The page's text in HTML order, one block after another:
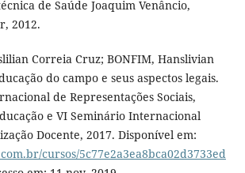
de Saúde Joaquim Venâncio,
2012.
Correia Cruz; BONFIM, Hanslivian
do campo e seus aspectos legais.
de Representações Sociais,
e VI Seminário Internacional
Docente, 2017. Disponível em:
cursos/5c77e2a3ea8bca02d3733ed